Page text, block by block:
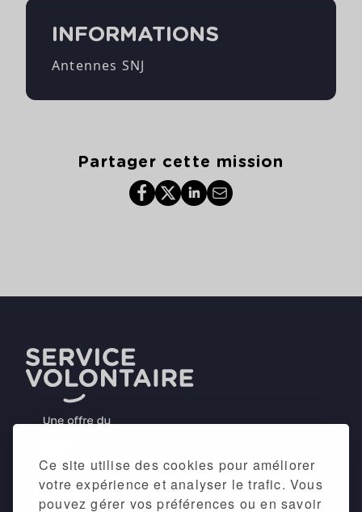
Ce site utilise des cookies pour améliorer
votre expérience et analyser le trafic. Vous
pouvez gérer vos préférences ou en savoir
INFORMATIONS
Antennes SNJ
Partager cette mission